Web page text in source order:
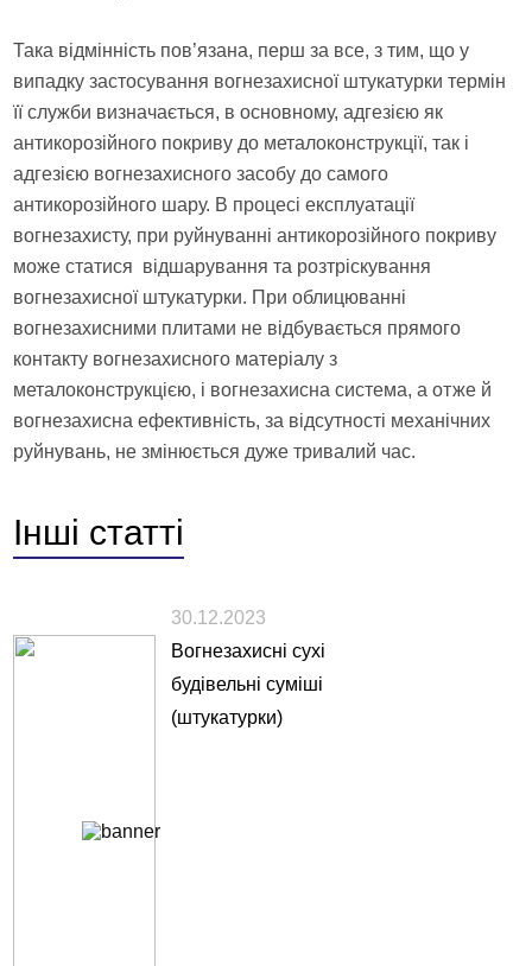
Така відмінність пов’язана, перш за все, з тим, що у
випадку застосування вогнезахисної штукатурки термін
її служби визначається, в основному, адгезією як
антикорозійного покриву до металоконструкції, так і
адгезією вогнезахисного засобу до самого
антикорозійного шару. В процесі експлуатації
вогнезахисту, при руйнуванні антикорозійного покриву
може статися відшарування та розтріскування
вогнезахисної штукатурки. При облицюванні
вогнезахисними плитами не відбувається прямого
контакту вогнезахисного матеріалу з
металоконструкцією, і вогнезахисна система, а отже й
вогнезахисна ефективність, за відсутності механічних
руйнувань, не змінюється дуже тривалий час.
Інші статті
30.12.2023
Вогнезахисні сухі
будівельні суміші
(штукатурки)